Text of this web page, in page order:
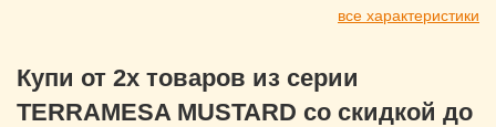
все характеристики
Купи от 2х товаров из серии
TERRAMESA MUSTARD со скидкой до